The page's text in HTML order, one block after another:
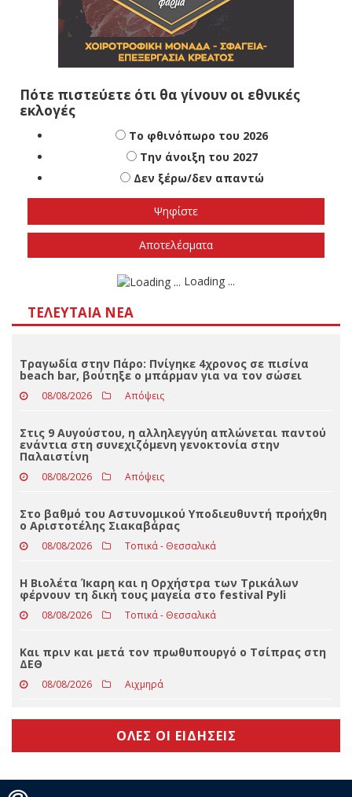
Πότε πιστεύετε ότι θα γίνουν οι εθνικές
εκλογές
Το φθινόπωρο του 2026
Την άνοιξη του 2027
Δεν ξέρω/δεν απαντώ
ΤΕΛΕΥΤΑΊΑ ΝΈΑ
Τραγωδία στην Πάρο: Πνίγηκε 4χρονος σε πισίνα
beach bar, βούτηξε ο μπάρμαν για να τον σώσει
08/08/2026
ενάντια στη συνεχιζόμενη γενοκτονία στην
Παλαιστίνη
08/08/2026 Απόψεις
Στο βαθμό του Αστυνομικού Υποδιευθυντή προήχθη
ο Αριστοτέλης Σιακαβάρας
08/08/2026 Τοπικά - Θεσσαλικά
Η Βιολέτα Ίκαρη και η Ορχήστρα των Τρικάλων
φέρνουν τη δική τους μαγεία στο festival Pyli
08/08/2026 Τοπικά - Θεσσαλικά
Και πριν και μετά τον πρωθυπουργό ο Τσίπρας στη
08/08/2026 Αιχμηρά